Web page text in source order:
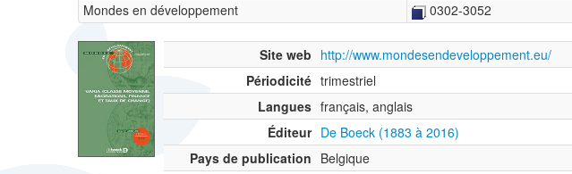
Mondes en développement
0302-3052
Site web http://www.mondesendeveloppement.eu/
Périodicité trimestriel
Langues français, anglais
Éditeur De Boeck (1883 à 2016)
Pays de publication Belgique